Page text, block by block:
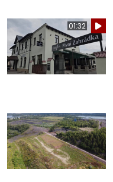
01:32